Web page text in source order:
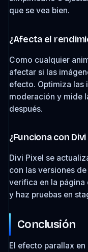
que se vea bien.
¿Afecta el
Como cualquier
afectar si las
efecto. Optimiza las
moderación y mide
después.
¿Funciona con Divi
Divi Pixel se
con las versiones
verifica en la página
y haz pruebas en
Conclusión
El efecto parallax